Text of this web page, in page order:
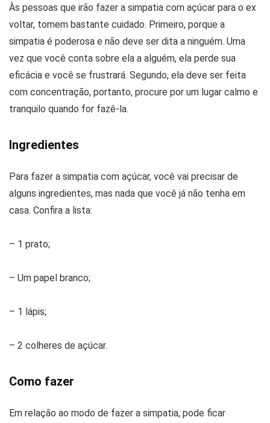
Às pessoas que irão fazer a simpatia com açúcar para o ex
voltar, tomem bastante cuidado. Primeiro, porque a
simpatia é poderosa e não deve ser dita a ninguém. Uma
vez que você conta sobre ela a alguém, ela perde sua
eficácia e você se frustrará. Segundo, ela deve ser feita
com concentração, portanto, procure por um lugar calmo e
tranquilo quando for fazê-la.
Ingredientes
Para fazer a simpatia com açúcar, você vai precisar de
alguns ingredientes, mas nada que você já não tenha em
casa. Confira a lista:
– 1 prato;
– Um papel branco;
– 1 lápis;
– 2 colheres de açúcar.
Como fazer
Em relação ao modo de fazer a simpatia, pode ficar